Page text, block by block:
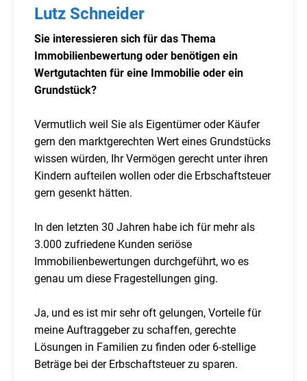
Lutz Schneider
Sie interessieren sich für das Thema
Immobilienbewertung oder benötigen ein
Wertgutachten für eine Immobilie oder ein
Grundstück?
Vermutlich weil Sie als Eigentümer oder Käufer
gern den marktgerechten Wert eines Grundstücks
wissen würden, Ihr Vermögen gerecht unter ihren
Kindern aufteilen wollen oder die Erbschaftsteuer
gern gesenkt hätten.
In den letzten 30 Jahren habe ich für mehr als
3.000 zufriedene Kunden seriöse
Immobilienbewertungen durchgeführt, wo es
genau um diese Fragestellungen ging.
Ja, und es ist mir sehr oft gelungen, Vorteile für
meine Auftraggeber zu schaffen, gerechte
Lösungen in Familien zu finden oder 6-stellige
Beträge bei der Erbschaftsteuer zu sparen.